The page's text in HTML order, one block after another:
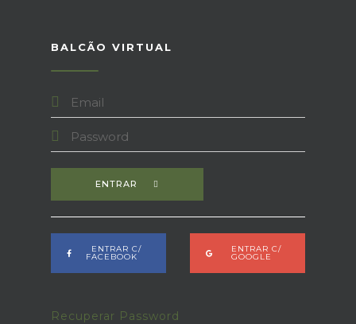
BALCÃO VIRTUAL
ENTRAR
ENTRAR C/
FACEBOOK
ENTRAR C/
GOOGLE
Recuperar Password